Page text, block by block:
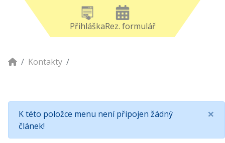
PřihláškaRez. formulář
Kontakty
×
K této položce menu není připojen žádný
článek!